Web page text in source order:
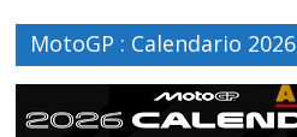
MotoGP : Calendario 2026